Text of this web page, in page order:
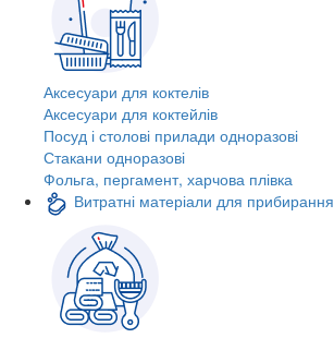
Аксесуари для коктелів
Аксесуари для коктейлів
Посуд і столові прилади одноразові
Стакани одноразові
Фольга, пергамент, харчова плівка
Витратні матеріали для прибирання